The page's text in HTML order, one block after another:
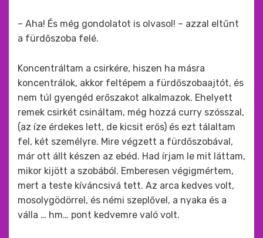
– Aha! És még gondolatot is olvasol! – azzal eltűnt
a fürdőszoba felé.
Koncentráltam a csirkére, hiszen ha másra
koncentrálok, akkor feltépem a fürdőszobaajtót, és
nem túl gyengéd erőszakot alkalmazok. Ehelyett
remek csirkét csináltam, még hozzá curry szósszal,
(az íze érdekes lett, de kicsit erős) és ezt tálaltam
fel, két személyre. Mire végzett a fürdőszobával,
már ott állt készen az ebéd. Had írjam le mit láttam,
mikor kijött a szobából. Emberesen végigmértem,
mert a teste kíváncsivá tett. Az arca kedves volt,
mosolygödörrel, és némi szeplővel, a nyaka és a
válla … hm… pont kedvemre való volt.